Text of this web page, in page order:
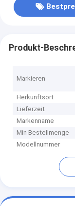
Produkt-
Markieren
Herkunftsort
Lieferzeit
Markenname
Min Bestellmenge
Modellnummer